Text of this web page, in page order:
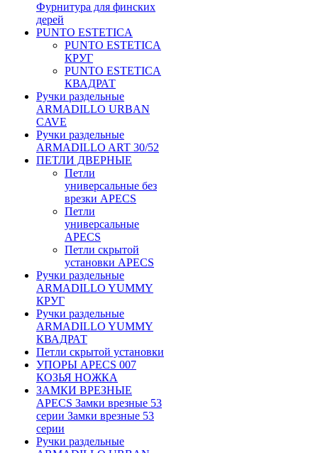
Фурнитура для финских
дерей
PUNTO ESTETICA
PUNTO ESTETICA
КРУГ
PUNTO ESTETICA
КВАДРАТ
Ручки раздельные
ARMADILLO URBAN
CAVE
Ручки раздельные
ARMADILLO ART 30/52
ПЕТЛИ ДВЕРНЫЕ
Петли
универсальные без
врезки APECS
Петли
универсальные
APECS
Петли скрытой
установки APECS
Ручки раздельные
ARMADILLO YUMMY
КРУГ
Ручки раздельные
ARMADILLO YUMMY
КВАДРАТ
Петли скрытой установки
УПОРЫ APECS 007
КОЗЬЯ НОЖКА
ЗАМКИ ВРЕЗНЫЕ
APECS Замки врезные 53
серии Замки врезные 53
серии
Ручки раздельные